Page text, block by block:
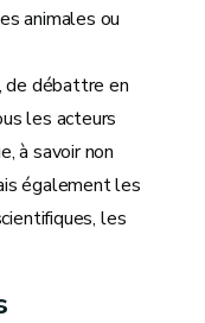
animales ou
de débattre en
les acteurs
à savoir non
également les
les